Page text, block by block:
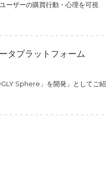
ザーの購買行動・心理を可視
タプラットフォーム
Sphere」を開発」としてご紹